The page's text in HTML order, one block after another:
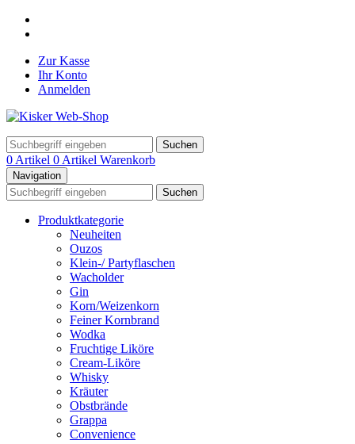
Zur Kasse
Ihr Konto
Anmelden
Suchen
0 Artikel 0 Artikel Warenkorb
Navigation
Suchen
Produktkategorie
Neuheiten
Ouzos
Klein-/ Partyflaschen
Wacholder
Gin
Korn/Weizenkorn
Feiner Kornbrand
Wodka
Fruchtige Liköre
Cream-Liköre
Whisky
Kräuter
Obstbrände
Grappa
Convenience